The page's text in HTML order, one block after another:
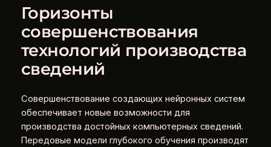
Горизонты
совершенствования
технологий производства
сведений
Совершенствование создающих нейронных систем
обеспечивает новые возможности для
производства достойных компьютерных сведений.
Передовые модели глубокого обучения производят